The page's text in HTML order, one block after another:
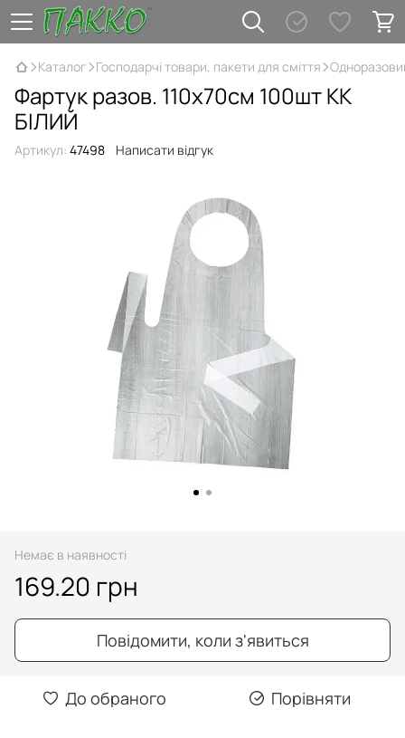
Каталог Господарчі товари, пакети для сміття
Фартук разов. 110х70см 100шт КК
БІЛИЙ
Артикул: 47498 Написати відгук
Немає в наявності
169.20 грн
Повідомити, коли з'явиться
До обраного Порівняти